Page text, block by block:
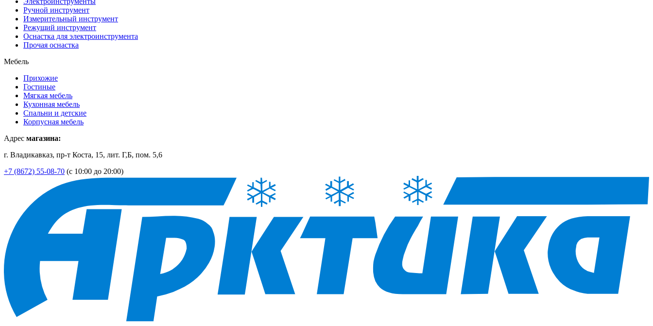
Ручной инструмент
Измерительный инструмент
Режущий инструмент
Оснастка для электроинструмента
Прочая оснастка
Мебель
Прихожие
Гостиные
Мягкая мебель
Кухонная мебель
Спальни и детские
Корпусная мебель
Адрес магазина:
г. Владикавказ, пр-т Коста, 15, лит. Г,Б, пом. 5,6
+7 (8672) 55-08-70 (с 10:00 до 20:00)